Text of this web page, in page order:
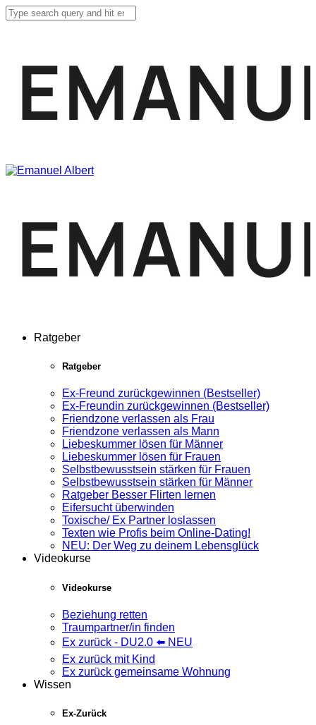
Ratgeber
Ratgeber
Ex-Freund zurückgewinnen (Bestseller)
Ex-Freundin zurückgewinnen (Bestseller)
Friendzone verlassen als Frau
Friendzone verlassen als Mann
Liebeskummer lösen für Männer
Liebeskummer lösen für Frauen
Selbstbewusstsein stärken für Frauen
Selbstbewusstsein stärken für Männer
Ratgeber Besser Flirten lernen
Eifersucht überwinden
Toxische/ Ex Partner loslassen
Texten wie Profis beim Online-Dating!
NEU: Der Weg zu deinem Lebensglück
Videokurse
Videokurse
Beziehung retten
Traumpartner/in finden
Ex zurück - DU2.0 ⬅️ NEU
Ex zurück mit Kind
Ex zurück gemeinsame Wohnung
Wissen
Ex-Zurück